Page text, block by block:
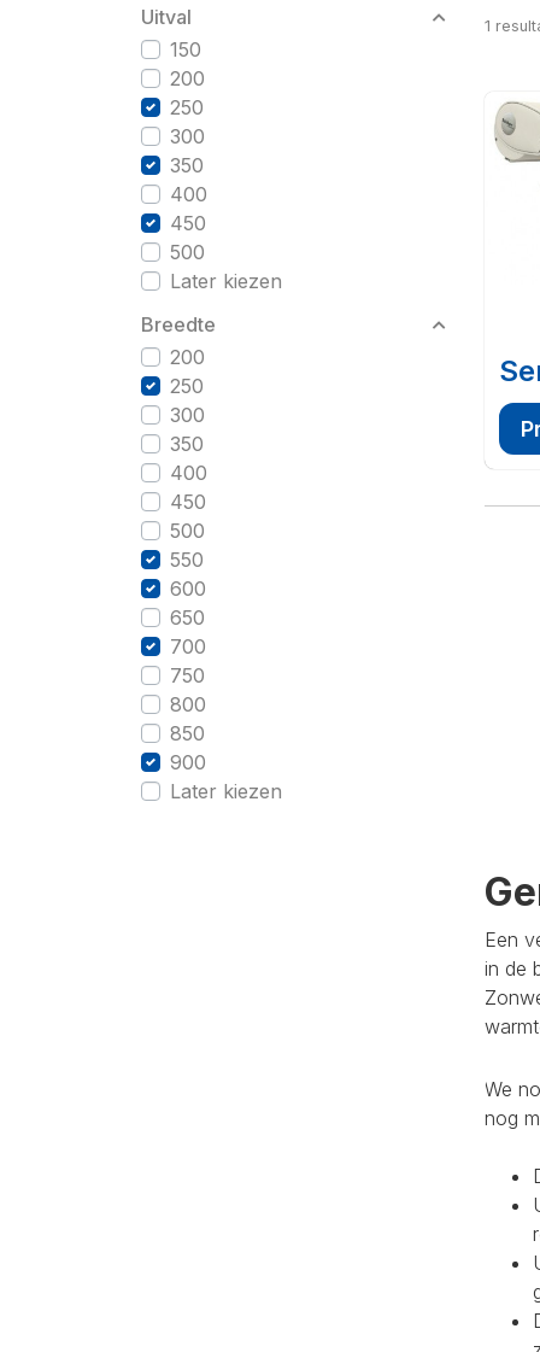
Uitval
150
200
250
300
350
400
450
500
Later kiezen
Breedte
200
250
300
350
400
450
500
550
600
650
700
750
800
850
900
Later kiezen
1
Een
in de
We
nog